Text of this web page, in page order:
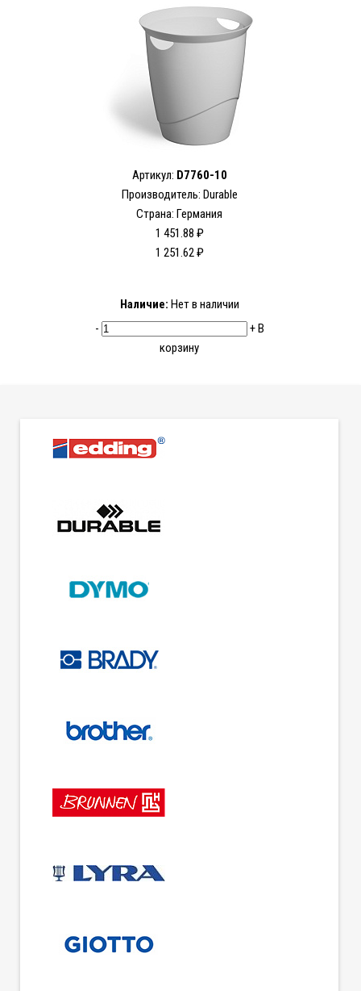
Артикул: D7760-10
Производитель: Durable
Страна: Германия
1 451.88 ₽
1 251.62 ₽
Наличие: Нет в наличии
-
+В
корзину